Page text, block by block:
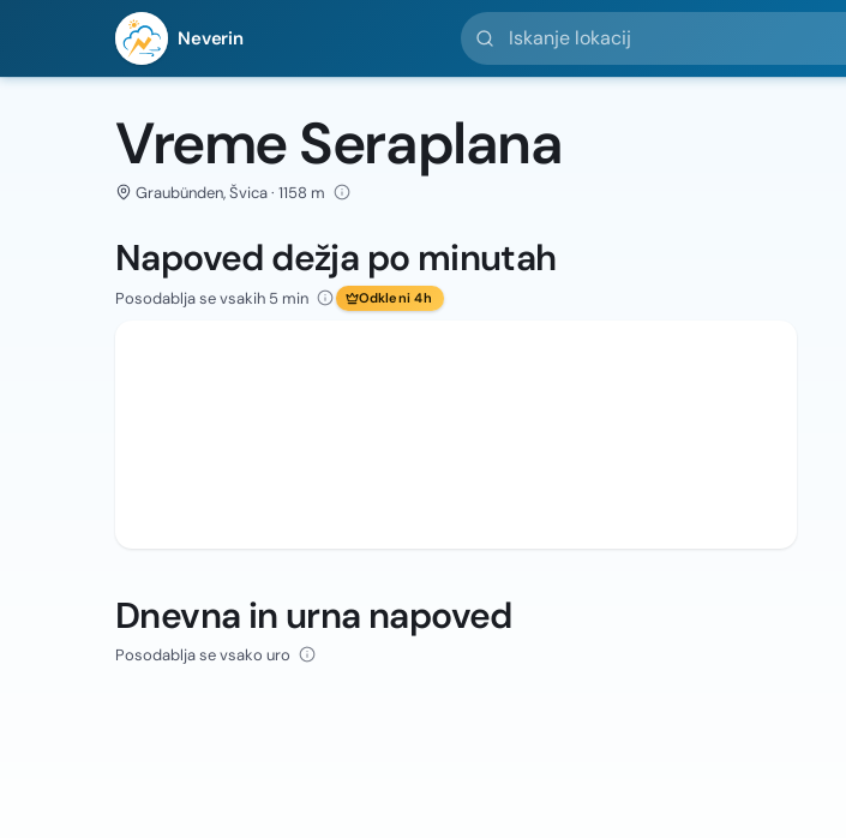
Neverin
Iskanje lokacij
Vreme Seraplana
Graubünden, Švica · 1158 m
Napoved dežja po minutah
Posodablja se vsakih 5 min Odkleni 4h
Dnevna in urna napoved
Posodablja se vsako uro